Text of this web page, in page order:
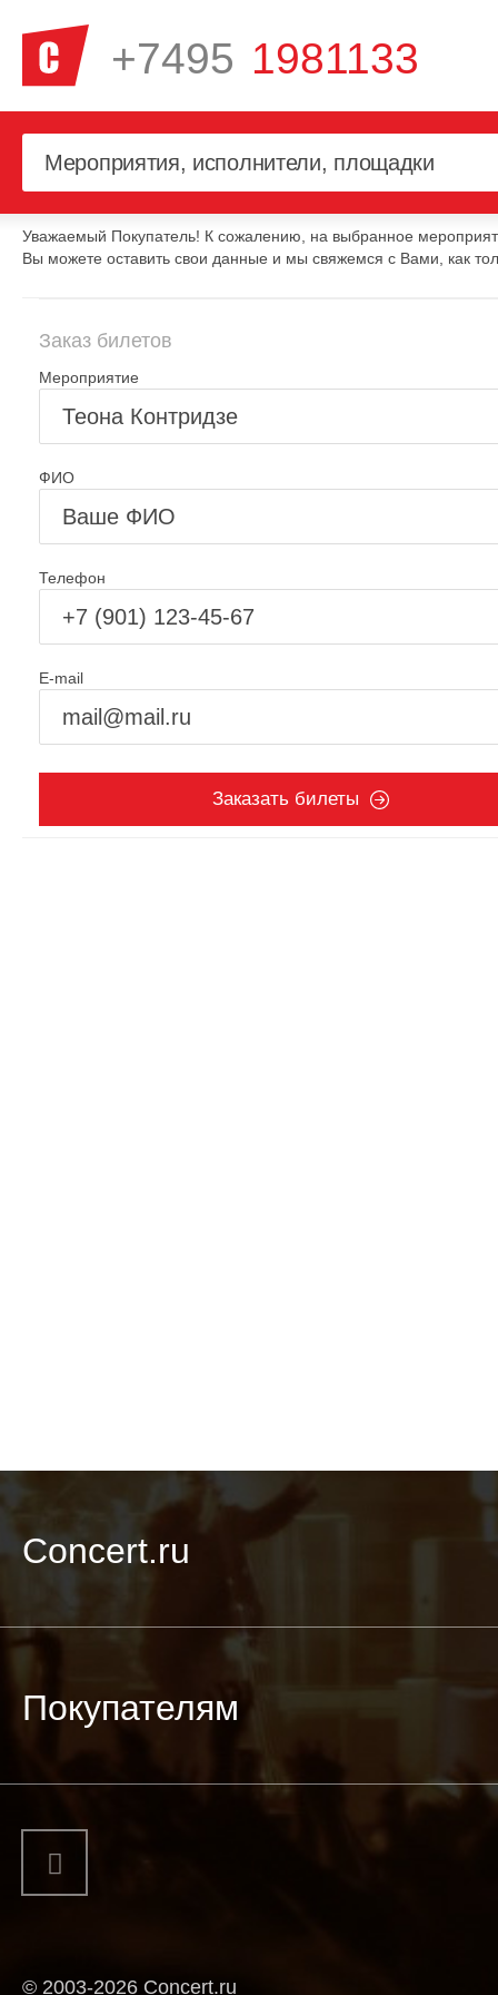
+7495 1981133
Уважаемый Покупатель! К сожалению, на выбранное
Вы можете оставить свои данные и мы свяжемся с Вами, как
Заказ билетов
Мероприятие
ФИО
Телефон
E-mail
Заказать билеты
Concert.ru
Покупателям
© 2003-2026 Concert.ru